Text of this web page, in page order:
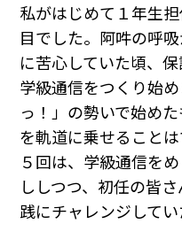
私がはじめて１年生
目でした。阿吽の呼
に苦心していた頃、
学級通信をつくり始
っ！」の勢いで始め
を軌道に乗せること
５回は、学級通信を
ししつつ、初任の皆
践にチャレンジしてい